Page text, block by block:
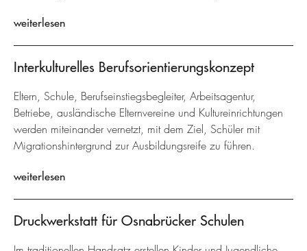
weiterlesen
Interkulturelles Berufsorientierungskonzept
Eltern, Schule, Berufseinstiegsbegleiter, Arbeitsagentur,
Betriebe, ausländische Elternvereine und Kultureinrichtungen
werden miteinander vernetzt, mit dem Ziel, Schüler mit
Migrationshintergrund zur Ausbildungsreife zu führen.
weiterlesen
Druckwerkstatt für Osnabrücker Schulen